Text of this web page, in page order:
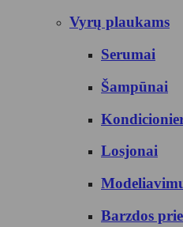
Vyrų plaukams
Serumai
Šampūnai
Losjonai
Barzdos